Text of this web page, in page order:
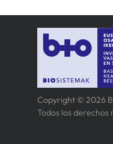
Copyright © 2026
Todos los derechos